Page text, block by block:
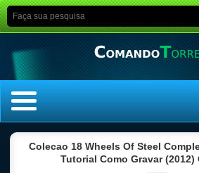
Colecao 18 Wheels Of Steel
Tutorial Como Gravar (2012)